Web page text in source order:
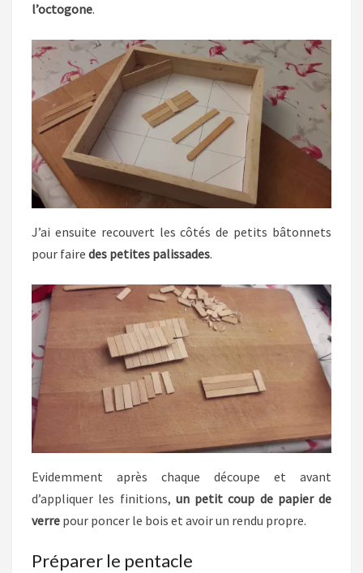
l’octogone.
J’ai ensuite recouvert les côtés de petits bâtonnets
pour faire des petites palissades.
Evidemment après chaque découpe et avant
d’appliquer les finitions, un petit coup de papier de
verre pour poncer le bois et avoir un rendu propre.
Préparer le pentacle